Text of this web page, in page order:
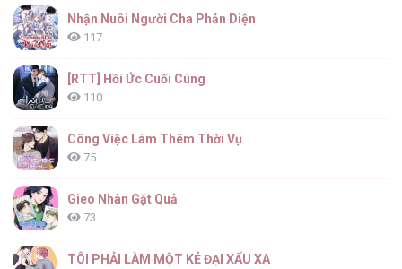
Nhận Nuôi Người Cha Phản Diện
117
[RTT] Hồi Ức Cuối Cùng
110
Công Việc Làm Thêm Thời Vụ
75
Gieo Nhân Gặt Quả
73
TÔI PHẢI LÀM MỘT KẺ ĐẠI XẤU XA